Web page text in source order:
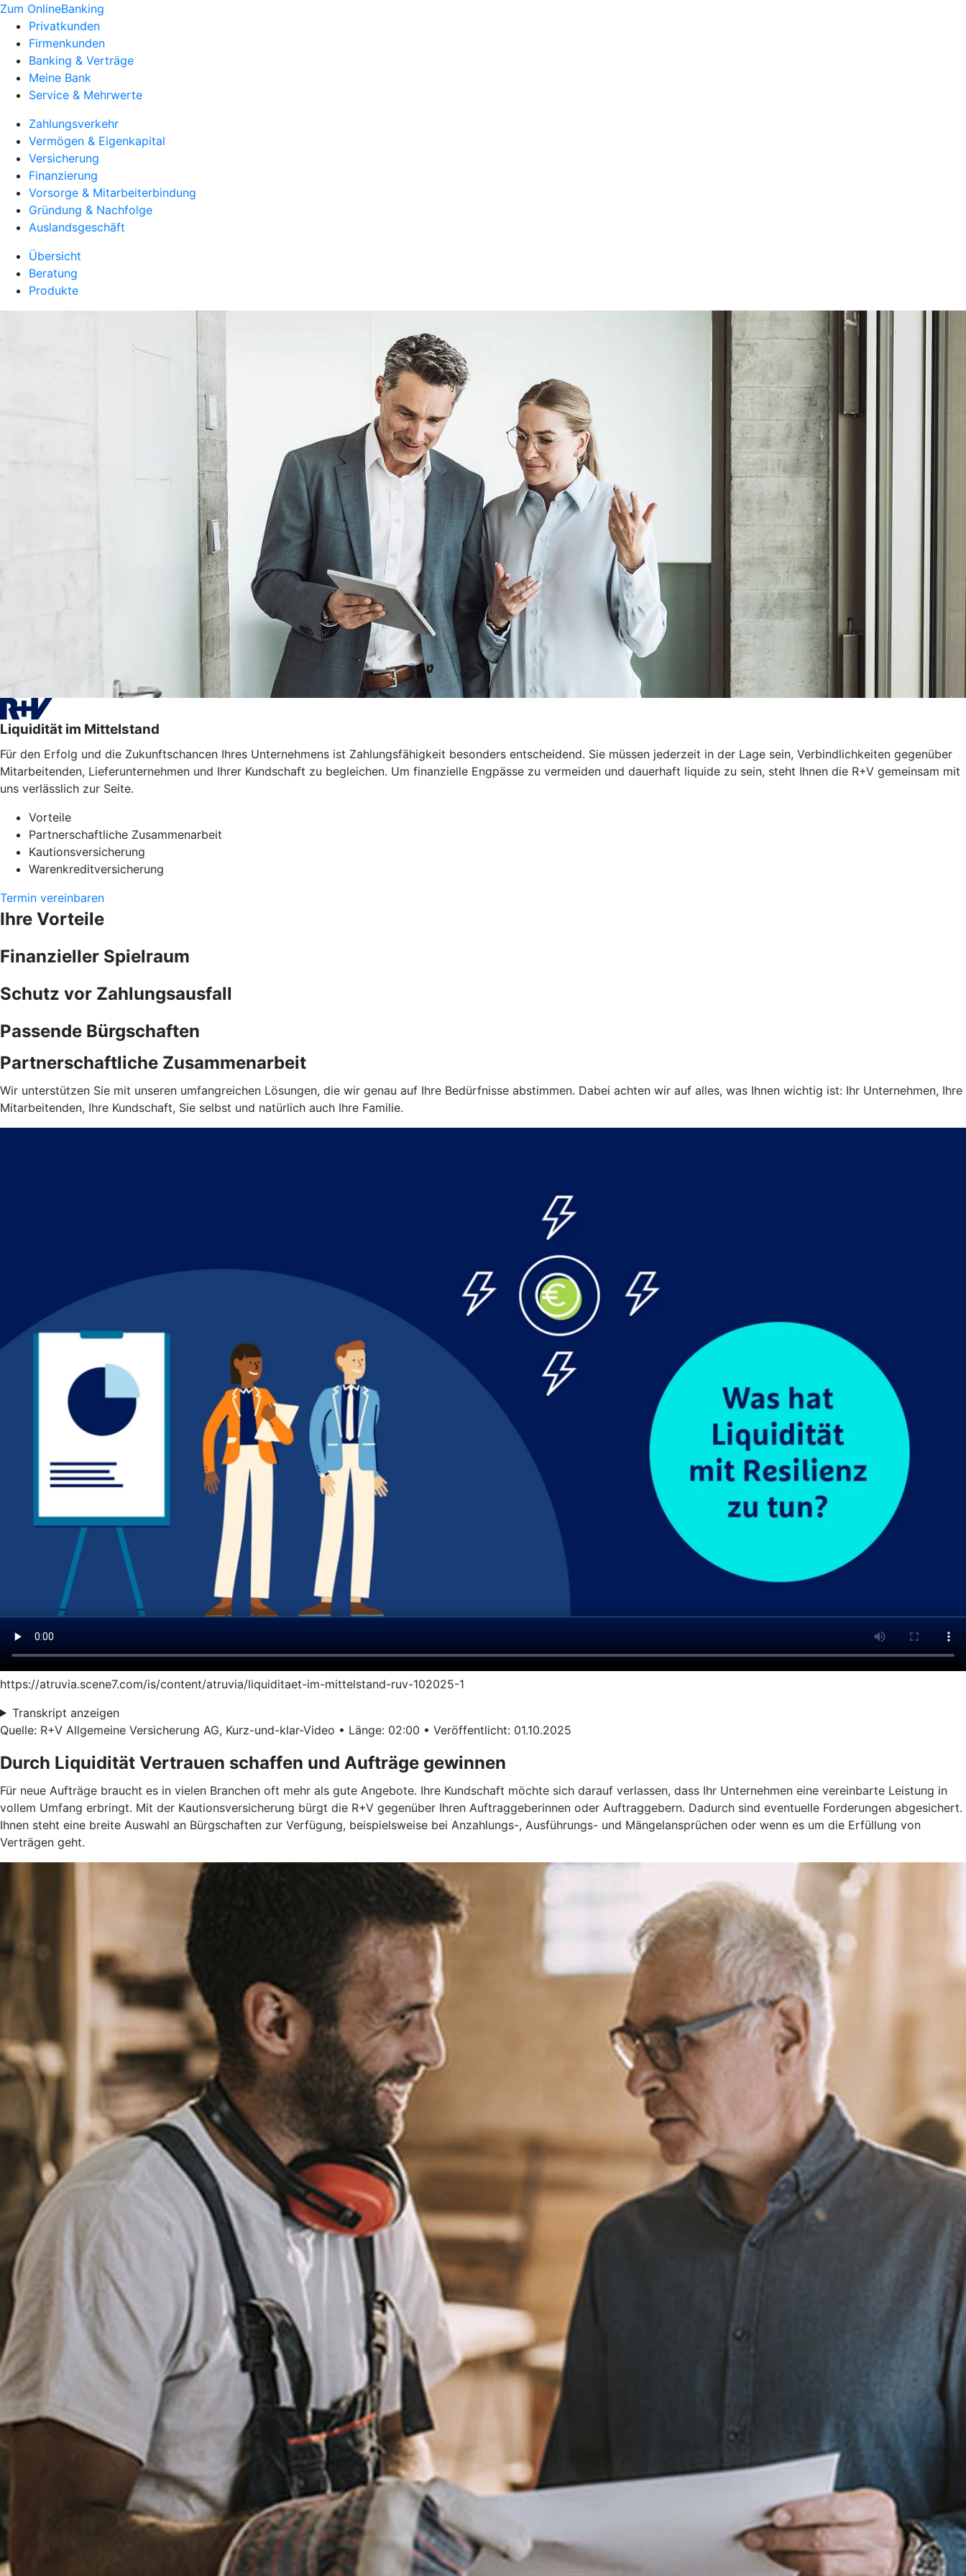
Zum OnlineBanking
Privatkunden
Firmenkunden
Banking & Verträge
Meine Bank
Service & Mehrwerte
Zahlungsverkehr
Vermögen & Eigenkapital
Versicherung
Finanzierung
Vorsorge & Mitarbeiterbindung
Gründung & Nachfolge
Auslandsgeschäft
Übersicht
Beratung
Produkte
Liquidität im Mittelstand
Für den Erfolg und die Zukunftschancen Ihres Unternehmens ist Zahlungsfähigkeit besonders entscheidend. Sie müssen jederzeit in der Lage sein, Verbindlichkeiten gegenüber
Mitarbeitenden, Lieferunternehmen und Ihrer Kundschaft zu begleichen. Um finanzielle Engpässe zu vermeiden und dauerhaft liquide zu sein, steht Ihnen die R+V gemeinsam mit
uns verlässlich zur Seite.
Vorteile
Partnerschaftliche Zusammenarbeit
Kautionsversicherung
Warenkreditversicherung
Termin vereinbaren
Ihre Vorteile
Finanzieller Spielraum
Schutz vor Zahlungsausfall
Passende Bürgschaften
Partnerschaftliche Zusammenarbeit
Wir unterstützen Sie mit unseren umfangreichen Lösungen, die wir genau auf Ihre Bedürfnisse abstimmen. Dabei achten wir auf alles, was Ihnen wichtig ist: Ihr Unternehmen, Ihre
Mitarbeitenden, Ihre Kundschaft, Sie selbst und natürlich auch Ihre Familie.
https://atruvia.scene7.com/is/content/atruvia/liquiditaet-im-mittelstand-ruv-102025-1
Transkript anzeigen
Quelle: R+V Allgemeine Versicherung AG, Kurz-und-klar-Video • Länge: 02:00 • Veröffentlicht: 01.10.2025
Durch Liquidität Vertrauen schaffen und Aufträge gewinnen
Für neue Aufträge braucht es in vielen Branchen oft mehr als gute Angebote. Ihre Kundschaft möchte sich darauf verlassen, dass Ihr Unternehmen eine vereinbarte Leistung in
vollem Umfang erbringt. Mit der Kautionsversicherung bürgt die R+V gegenüber Ihren Auftraggeberinnen oder Auftraggebern. Dadurch sind eventuelle Forderungen abgesichert.
Ihnen steht eine breite Auswahl an Bürgschaften zur Verfügung, beispielsweise bei Anzahlungs-, Ausführungs- und Mängelansprüchen oder wenn es um die Erfüllung von
Verträgen geht.